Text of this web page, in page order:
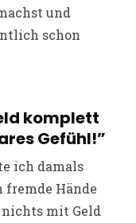
und
schon
komplett
Gefühl!”
ich damals
Hände
nichts mit Geld